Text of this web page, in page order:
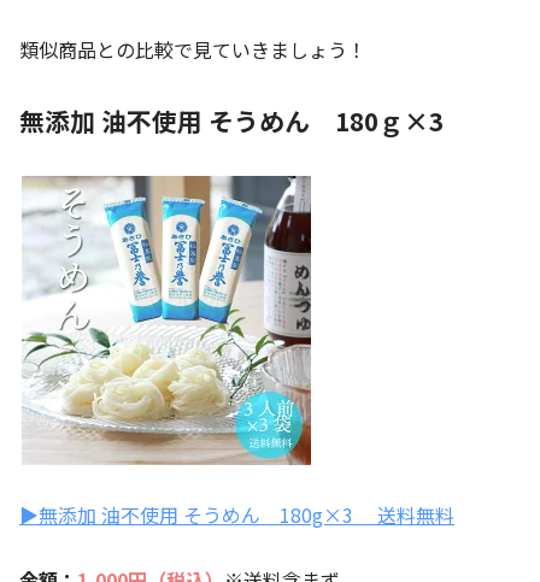
類似商品との比較で見ていきましょう！
無添加 油不使用 そうめん 180ｇ×3
▶無添加 油不使用 そうめん 180g×3 送料無料